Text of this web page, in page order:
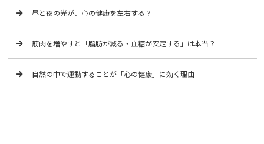
昼と夜の光が、心の健康を左右する？
筋肉を増やすと「脂肪が減る・血糖が安定する」は本当？
自然の中で運動することが「心の健康」に効く理由